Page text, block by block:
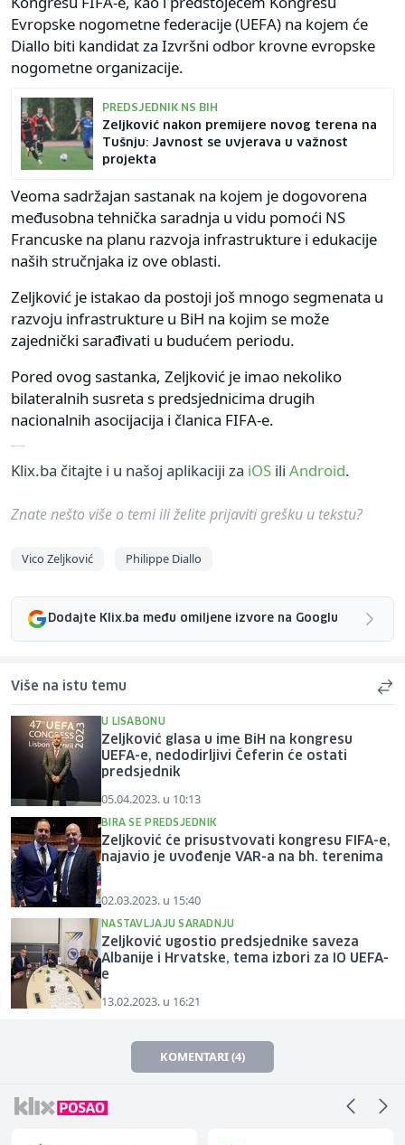
Evropske nogometne federacije (UEFA) na kojem će
Diallo biti kandidat za Izvršni odbor krovne evropske
nogometne organizacije.
PREDSJEDNIK NS BIH
Zeljković nakon premijere novog terena na
Tušnju: Javnost se uvjerava u važnost
projekta
Veoma sadržajan sastanak na kojem je dogovorena
međusobna tehnička saradnja u vidu pomoći NS
Francuske na planu razvoja infrastrukture i edukacije
naših stručnjaka iz ove oblasti.
Zeljković je istakao da postoji još mnogo segmenata u
razvoju infrastrukture u BiH na kojim se može
zajednički sarađivati u budućem periodu.
Pored ovog sastanka, Zeljković je imao nekoliko
bilateralnih susreta s predsjednicima drugih
nacionalnih asocijacija i članica FIFA-e.
Klix.ba čitajte i u našoj aplikaciji za iOS ili Android.
Znate nešto više o temi ili želite prijaviti grešku u tekstu?
Vico Zeljković Philippe Diallo
Dodajte Klix.ba među omiljene izvore na Googlu
Više na istu temu
U LISABONU
Zeljković glasa u ime BiH na kongresu
UEFA-e, nedodirljivi Čeferin će ostati
predsjednik
05.04.2023. u 10:13
BIRA SE PREDSJEDNIK
Zeljković će prisustvovati kongresu FIFA-e,
najavio je uvođenje VAR-a na bh. terenima
02.03.2023. u 15:40
NASTAVLJAJU SARADNJU
Zeljković ugostio predsjednike saveza
Albanije i Hrvatske, tema izbori za IO UEFA-
e
13.02.2023. u 16:21
KOMENTARI (4)